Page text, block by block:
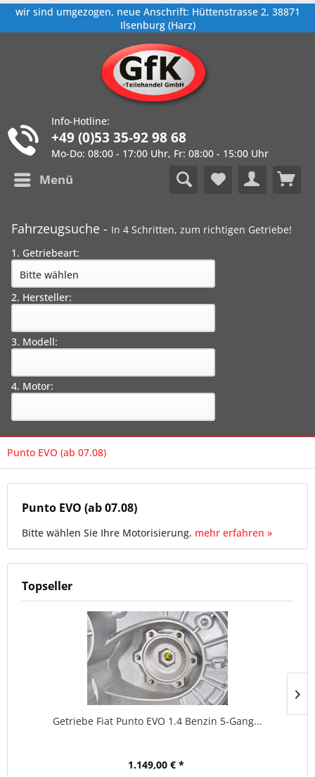
wir sind umgezogen, neue Anschrift: Hüttenstrasse 2, 38871
Ilsenburg (Harz)
Info-Hotline:
+49 (0)53 35-92 98 68
Mo-Do: 08:00 - 17:00 Uhr, Fr: 08:00 - 15:00 Uhr
Menü
Fahrzeugsuche - In 4 Schritten, zum richtigen Getriebe!
1. Getriebeart:
2. Hersteller:
3. Modell:
4. Motor:
Punto EVO (ab 07.08)
Punto EVO (ab 07.08)
Bitte wählen Sie Ihre Motorisierung. mehr erfahren »
Topseller
Getriebe Fiat Punto EVO 1.4 Benzin 5-Gang...
1.149,00 € *